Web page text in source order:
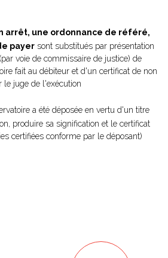
arrêt, une ordonnance de référé,
payer sont substitués par présentation
voie de commissaire de justice) de
fait au débiteur et d'un certificat de non
le juge de l'exécution
a été déposée en vertu d'un titre
produire sa signification et le certificat
certifiées conforme par le déposant)